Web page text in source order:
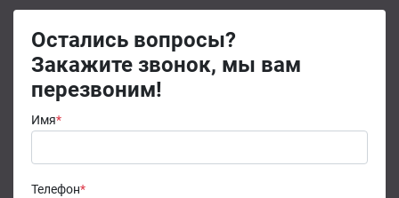
Остались вопросы?
Закажите звонок, мы вам
перезвоним!
Имя*
Телефон*